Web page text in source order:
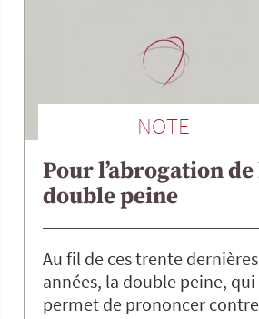
NOTE
Pour l’abrogation de
double peine
Au fil de ces trente dernières
années, la double peine, qui
permet de prononcer